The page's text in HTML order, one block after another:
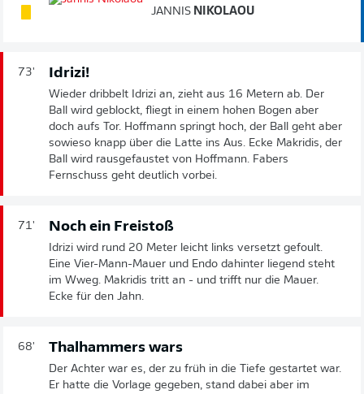
JANNIS NIKOLAOU
73' Idrizi!
Wieder dribbelt Idrizi an, zieht aus 16 Metern ab. Der
Ball wird geblockt, fliegt in einem hohen Bogen aber
doch aufs Tor. Hoffmann springt hoch, der Ball geht aber
sowieso knapp über die Latte ins Aus. Ecke Makridis, der
Ball wird rausgefaustet von Hoffmann. Fabers
Fernschuss geht deutlich vorbei.
71' Noch ein Freistoß
Idrizi wird rund 20 Meter leicht links versetzt gefoult.
Eine Vier-Mann-Mauer und Endo dahinter liegend steht
im Wweg. Makridis tritt an - und trifft nur die Mauer.
Ecke für den Jahn.
68' Thalhammers wars
Der Achter war es, der zu früh in die Tiefe gestartet war.
Er hatte die Vorlage gegeben, stand dabei aber im